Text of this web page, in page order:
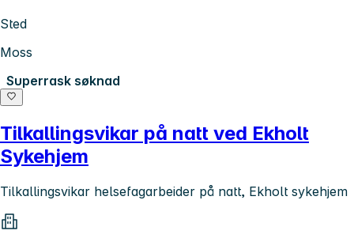
Sted
Moss
Superrask søknad
Tilkallingsvikar på natt ved Ekholt
Sykehjem
Tilkallingsvikar helsefagarbeider på natt, Ekholt sykehjem